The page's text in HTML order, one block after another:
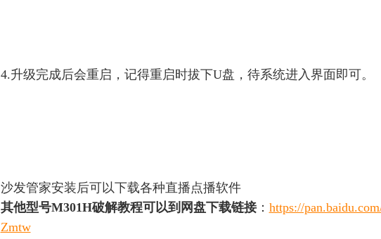
4.升级完成后会重启，记得重启时拔下U盘，待系统进入界面即可。
沙发管家安装后可以下载各种直播点播软件
其他型号M301H破解教程可以到网盘下载链接： https://
Zmtw